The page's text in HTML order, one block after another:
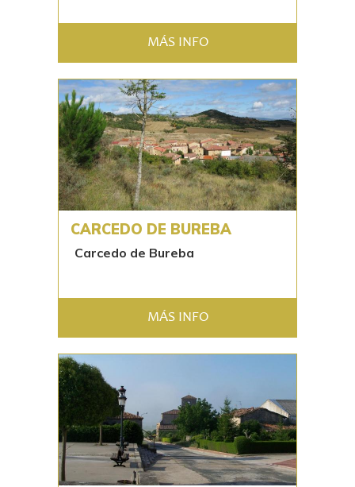
MÁS INFO
CARCEDO DE BUREBA
Carcedo de Bureba
MÁS INFO